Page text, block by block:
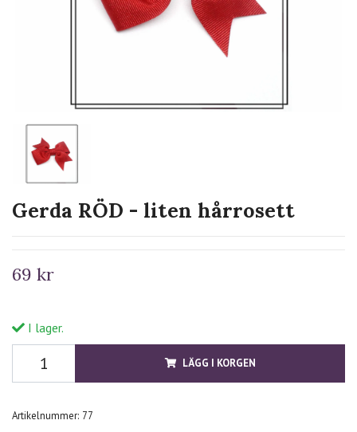
Gerda RÖD - liten hårrosett
69 kr
I lager.
LÄGG I KORGEN
Artikelnummer: 77